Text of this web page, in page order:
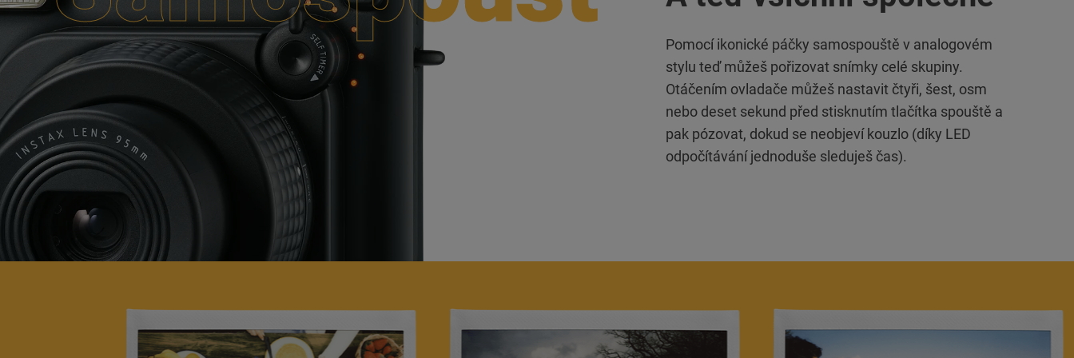
Pomocí ikonické páčky samospouště v analogovém
stylu teď můžeš pořizovat snímky celé skupiny.
Otáčením ovladače můžeš nastavit čtyři, šest, osm
nebo deset sekund před stisknutím tlačítka spouště a
pak pózovat, dokud se neobjeví kouzlo (díky LED
odpočítávání jednoduše sleduješ čas).